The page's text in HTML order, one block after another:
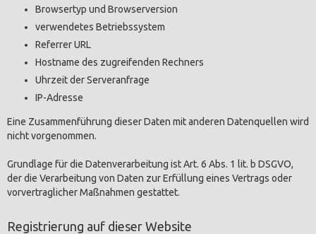
Browsertyp und Browserversion
verwendetes Betriebssystem
Referrer URL
Hostname des zugreifenden Rechners
Uhrzeit der Serveranfrage
IP-Adresse
Eine Zusammenführung dieser Daten mit anderen Datenquellen wird
nicht vorgenommen.
Grundlage für die Datenverarbeitung ist Art. 6 Abs. 1 lit. b DSGVO,
der die Verarbeitung von Daten zur Erfüllung eines Vertrags oder
vorvertraglicher Maßnahmen gestattet.
Registrierung auf dieser Website